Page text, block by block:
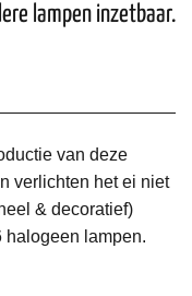
lampen inzetbaar.
van deze
verlichten het ei niet
& decoratief)
halogeen lampen.